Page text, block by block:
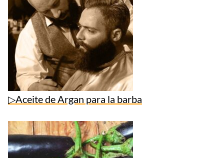
▷Aceite de Argan para la barba